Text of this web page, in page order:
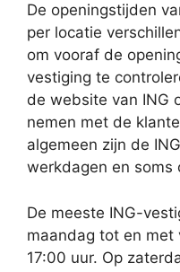
De openingstijden
per locatie
om vooraf de
vestiging te
de website van ING
nemen met de
algemeen zijn de
werkdagen en soms
De meeste ING-
maandag tot en
17:00 uur. Op